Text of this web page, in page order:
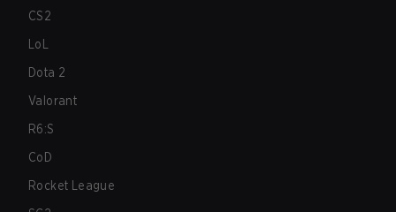
CS2
LoL
Dota 2
Valorant
R6:S
CoD
Rocket League